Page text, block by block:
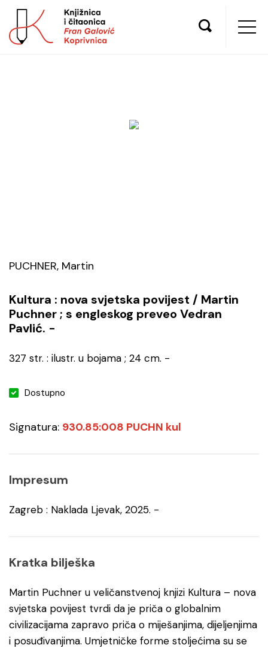
PUCHNER, Martin
Kultura : nova svjetska povijest / Martin
Puchner ; s engleskog preveo Vedran
Pavlić. -
327 str. : ilustr. u bojama ; 24 cm. -
Dostupno
Signatura: 930.85:008 PUCHN kul
Impresum
Zagreb : Naklada Ljevak, 2025. -
Kratka bilješka
Martin Puchner u veličanstvenoj knjizi Kultura – nova
svjetska povijest tvrdi da je priča o globalnim
civilizacijama zapravo priča o miješanjima, dijeljenjima
i posuđivanjima. Umjetničke forme stoljećima su se